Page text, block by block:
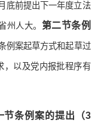
底前提出下一年度立法
州人大。 第二节条例
例案起草方式和起草过
，以及党内报批程序有
节条例案的提出（3